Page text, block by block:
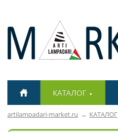
КАТАЛОГ ▼
artilampadari-market.ru КАТАЛОГ